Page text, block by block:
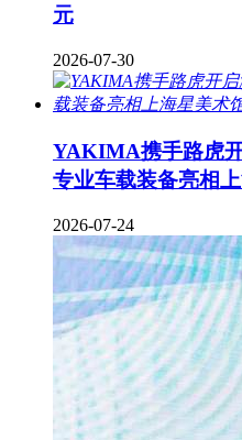
元
2026-07-30
YAKIMA携手路虎
专业车载装备亮相
2026-07-24